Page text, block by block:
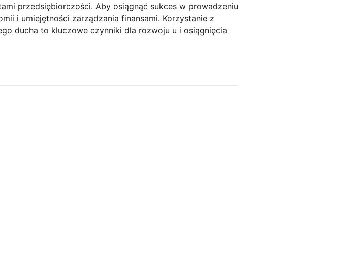
przedsiębiorczości. Aby osiągnąć sukces w prowadzeniu
i umiejętności zarządzania finansami. Korzystanie z
ducha to kluczowe czynniki dla rozwoju u i osiągnięcia